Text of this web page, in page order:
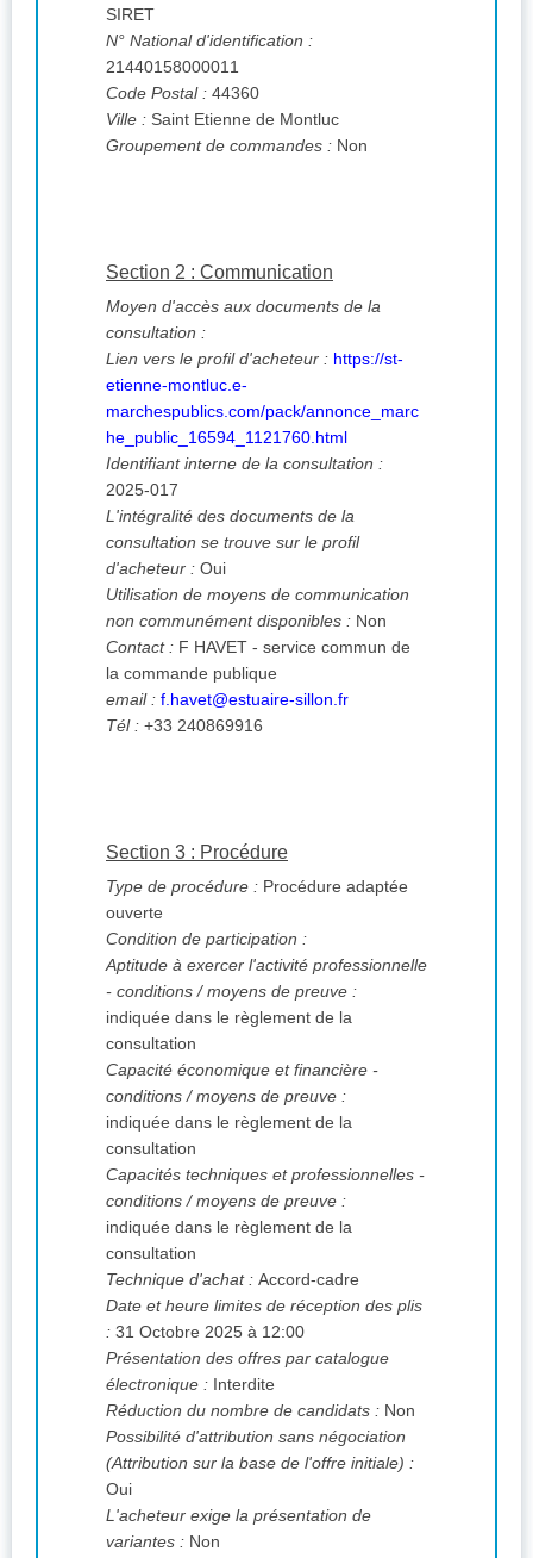
SIRET
N° National d'identification :
21440158000011
Code Postal : 44360
Ville : Saint Etienne de Montluc
Groupement de commandes : Non
Section 2 : Communication
Moyen d'accès aux documents de la
consultation :
Lien vers le profil d'acheteur : https://st-
etienne-montluc.e-
marchespublics.com/pack/annonce_marc
he_public_16594_1121760.html
Identifiant interne de la consultation :
2025-017
L'intégralité des documents de la
consultation se trouve sur le profil
d'acheteur : Oui
Utilisation de moyens de communication
non communément disponibles : Non
Contact : F HAVET - service commun de
la commande publique
email : f.havet@estuaire-sillon.fr
Tél : +33 240869916
Section 3 : Procédure
Type de procédure : Procédure adaptée
ouverte
Condition de participation :
Aptitude à exercer l'activité professionnelle
- conditions / moyens de preuve :
indiquée dans le règlement de la
consultation
Capacité économique et financière -
conditions / moyens de preuve :
indiquée dans le règlement de la
consultation
Capacités techniques et professionnelles -
conditions / moyens de preuve :
indiquée dans le règlement de la
consultation
Technique d'achat : Accord-cadre
Date et heure limites de réception des plis
: 31 Octobre 2025 à 12:00
Présentation des offres par catalogue
électronique : Interdite
Réduction du nombre de candidats : Non
Possibilité d'attribution sans négociation
(Attribution sur la base de l'offre initiale) :
Oui
L'acheteur exige la présentation de
variantes : Non